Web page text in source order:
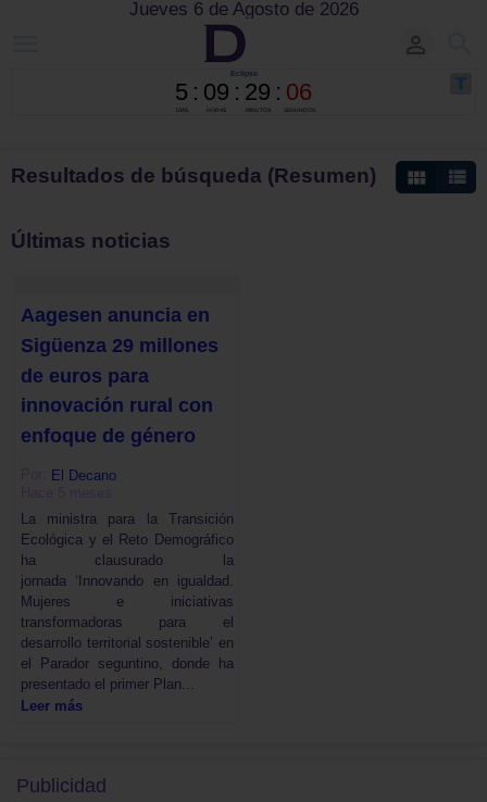
Jueves 6 de Agosto de 2026
Resultados de búsqueda (Resumen)
Últimas noticias
Aagesen anuncia en
Sigüenza 29 millones
de euros para
innovación rural con
enfoque de género
El Decano
La ministra para la Transición
Ecológica y el Reto Demográfico
ha clausurado la
jornada ‘Innovando en igualdad.
Mujeres e iniciativas
transformadoras para el
desarrollo territorial sostenible’ en
el Parador seguntino, donde ha
presentado el primer Plan...
Leer más
Publicidad